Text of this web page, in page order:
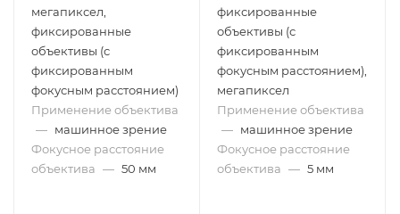
мегапиксел,
фиксированные
объективы (с
фиксированным
фокусным расстоянием)
Применение объектива
— машинное зрение
Фокусное расстояние
объектива — 50 мм
фиксированные
объективы (с
фиксированным
фокусным расстоянием),
мегапиксел
Применение объектива
— машинное зрение
Фокусное расстояние
объектива — 5 мм